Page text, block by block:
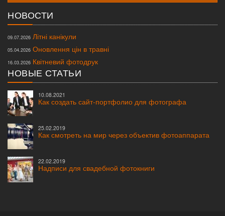
НОВОСТИ
09.07.2026 Літні канікули
05.04.2026 Оновлення цін в травні
16.03.2026 Квітневий фотодрук
НОВЫЕ СТАТЬИ
10.08.2021
Как создать сайт-портфолио для фотографа
25.02.2019
Как смотреть на мир через объектив фотоаппарата
22.02.2019
Надписи для свадебной фотокниги